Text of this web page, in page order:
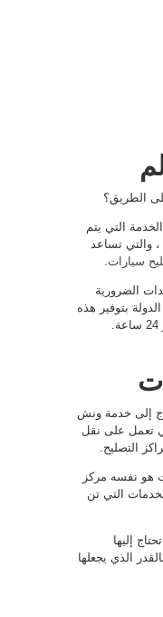
الطريق؟
التي يتم
والتي تساعد
سيارات
الضرورية
بتوفير هذه
إلى خدمة ونش
تعمل على نقل
التصليح.
هو نفسه مركز
التي تن
إليها
الذي يجعلها